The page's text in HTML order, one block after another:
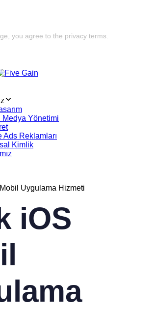
you agree to the privacy terms.
Medya Yönetimi
Ads Reklamları
Kimlik
iOS